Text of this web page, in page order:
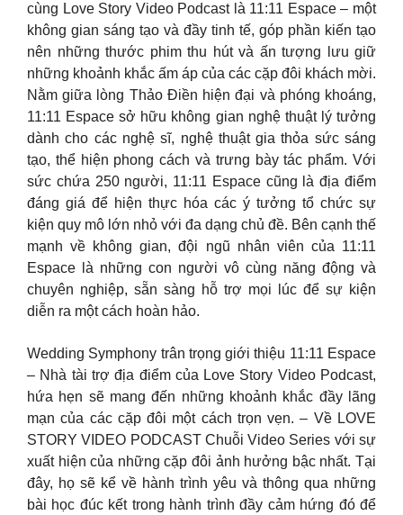
cùng Love Story Video Podcast là 11:11 Espace – một
không gian sáng tạo và đầy tinh tế, góp phần kiến tạo
nên những thước phim thu hút và ấn tượng lưu giữ
những khoảnh khắc ấm áp của các cặp đôi khách mời.
Nằm giữa lòng Thảo Điền hiện đại và phóng khoáng,
11:11 Espace sở hữu không gian nghệ thuật lý tưởng
dành cho các nghệ sĩ, nghệ thuật gia thỏa sức sáng
tạo, thể hiện phong cách và trưng bày tác phẩm. Với
sức chứa 250 người, 11:11 Espace cũng là địa điểm
đáng giá để hiện thực hóa các ý tưởng tổ chức sự
kiện quy mô lớn nhỏ với đa dạng chủ đề. Bên cạnh thế
mạnh về không gian, đội ngũ nhân viên của 11:11
Espace là những con người vô cùng năng động và
chuyên nghiệp, sẵn sàng hỗ trợ mọi lúc để sự kiện
diễn ra một cách hoàn hảo.
Wedding Symphony trân trọng giới thiệu 11:11 Espace
– Nhà tài trợ địa điểm của Love Story Video Podcast,
hứa hẹn sẽ mang đến những khoảnh khắc đầy lãng
mạn của các cặp đôi một cách trọn vẹn. – Về LOVE
STORY VIDEO PODCAST Chuỗi Video Series với sự
xuất hiện của những cặp đôi ảnh hưởng bậc nhất. Tại
đây, họ sẽ kể về hành trình yêu và thông qua những
bài học đúc kết trong hành trình đầy cảm hứng đó để